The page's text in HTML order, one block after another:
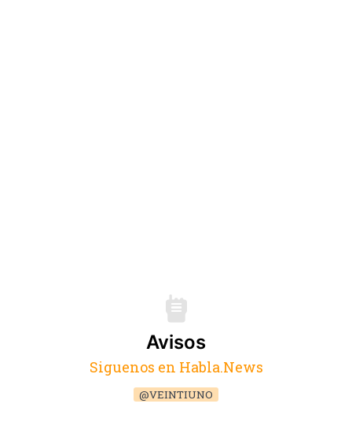
Avisos
Siguenos en Habla.News
@VEINTIUNO